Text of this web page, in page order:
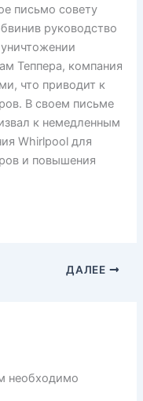
письмо совету
руководство
Теппера, компания
что приводит к
В своем письме
к немедленным
Whirlpool для
и повышения
ДАЛЕЕ
необходимо